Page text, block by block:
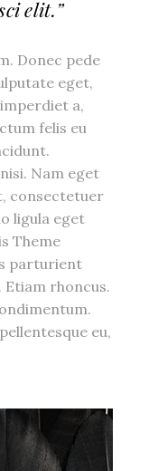
elit.”
Donec pede
eget,
a,
felis eu
Nam eget
consectetuer
ligula eget
Theme
parturient
rhoncus.
eu,